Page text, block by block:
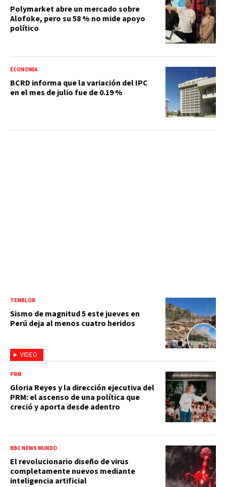
Polymarket abre un mercado sobre
Alofoke, pero su 58 % no mide apoyo
político
ECONOMÍA
BCRD informa que la variación del IPC
en el mes de julio fue de 0.19 %
VIDEO
TEMBLOR
Sismo de magnitud 5 este jueves en
Perú deja al menos cuatro heridos
PRM
Gloria Reyes y la dirección ejecutiva del
PRM: el ascenso de una política que
creció y aporta desde adentro
BBC NEWS MUNDO
El revolucionario diseño de virus
completamente nuevos mediante
inteligencia artificial